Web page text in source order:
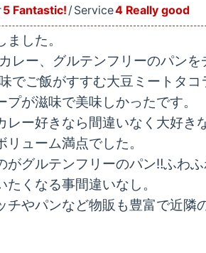
5 Fantastic! Service4 Really good
した。
レー、グルテンフリーのパンを
でご飯がすすむ大豆ミートタコ
が滋味で美味しかったです。
レー好きなら間違いなく大好き
ューム満点でした。
がグルテンフリーのパン‼︎ふわ
くなる事間違いなし。
チやパンなど物販も豊富で近隣